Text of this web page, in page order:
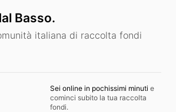
Basso.
italiana di raccolta fondi
Sei online in pochissimi minuti e
cominci subito la tua raccolta
fondi.